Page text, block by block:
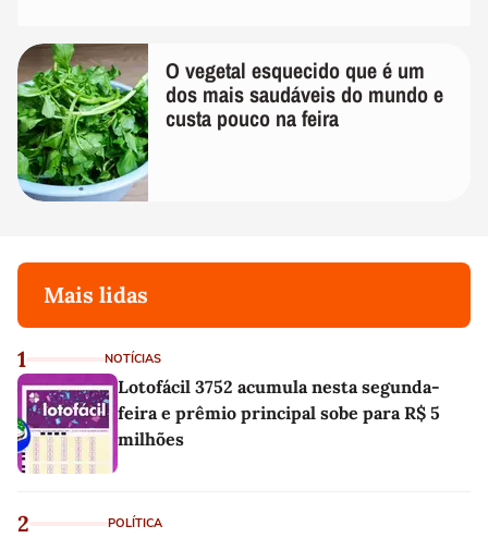
O vegetal esquecido que é um
dos mais saudáveis do mundo e
custa pouco na feira
Mais lidas
1 NOTÍCIAS
Lotofácil 3752 acumula nesta segunda-
feira e prêmio principal sobe para R$ 5
milhões
2 POLÍTICA